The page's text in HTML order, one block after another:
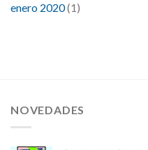
enero 2020(1)
NOVEDADES